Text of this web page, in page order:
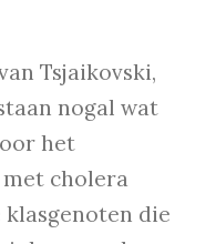
Tsjaikovski,
nogal wat
het
cholera
die